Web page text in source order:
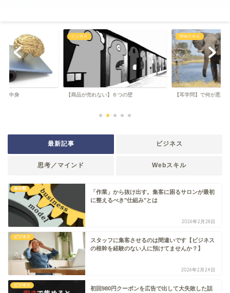
の中身
ビジネス
【商品が売れない】６つの壁
Webスキル
【耳学問】で何が悪い
最新記事 ビジネス
思考／マインド Webスキル
未分類
「作業」から抜け出す。集客に困るサロンが最初
に整えるべき"仕組み"とは
2026年2月28日
ビジネス
スタッフに集客させるのは間違いです【ビジネス
の根幹を経験のない人に預けてませんか？】
2026年2月24日
ビジネス
初回980円クーポンを広告で出して大失敗した話